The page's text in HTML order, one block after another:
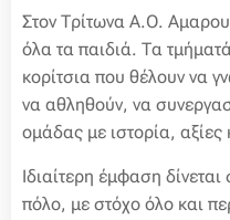
Στον Τρίτωνα Α.Ο.
όλα τα παιδιά. Τα
κορίτσια που θέλουν να
να αθληθούν, να
ομάδας με ιστορία, αξίες
Ιδιαίτερη έμφαση
πόλο, με στόχο όλο και